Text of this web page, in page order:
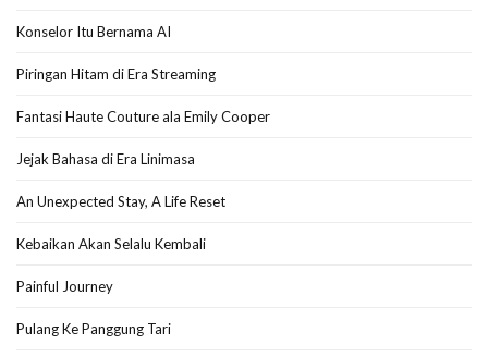
Konselor Itu Bernama AI
Piringan Hitam di Era Streaming
Fantasi Haute Couture ala Emily Cooper
Jejak Bahasa di Era Linimasa
An Unexpected Stay, A Life Reset
Kebaikan Akan Selalu Kembali
Painful Journey
Pulang Ke Panggung Tari